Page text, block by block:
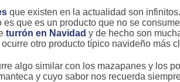
que existen en la actualidad son
que es un producto que no se
turrón en Navidad y de hecho son
otro producto típico navideño más
algo similar con los mazapanes y los
y cuyo sabor nos recuerda